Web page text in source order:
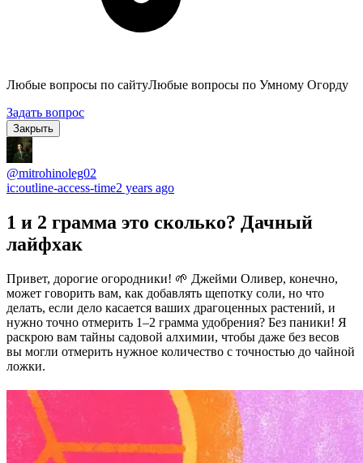
Любые вопросы по сайтуЛюбые вопросы по Умному Огорду
Задать вопрос
Закрыть
@mitrohinoleg02
ic:outline-access-time2 years ago
1 и 2 грамма это сколько? Дачный
лайфхак
Привет, дорогие огородники! 🌱 Джейми Оливер, конечно,
может говорить вам, как добавлять щепотку соли, но что
делать, если дело касается ваших драгоценных растений, и
нужно точно отмерить 1–2 грамма удобрения? Без паники! Я
раскрою вам тайны садовой алхимии, чтобы даже без весов
вы могли отмерить нужное количество с точностью до чайной
ложки.